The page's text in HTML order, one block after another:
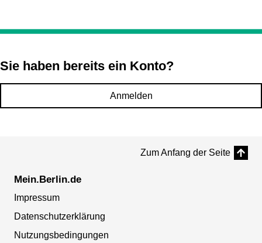
Sie haben bereits ein Konto?
Anmelden
Zum Anfang der Seite
Mein.Berlin.de
Impressum
Datenschutzerklärung
Nutzungsbedingungen